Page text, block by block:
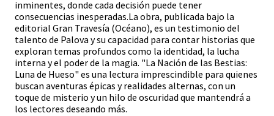
inminentes, donde cada decisión puede tener
consecuencias inesperadas.La obra, publicada bajo la
editorial Gran Travesía (Océano), es un testimonio del
talento de Palova y su capacidad para contar historias que
exploran temas profundos como la identidad, la lucha
interna y el poder de la magia. "La Nación de las Bestias:
Luna de Hueso" es una lectura imprescindible para quienes
buscan aventuras épicas y realidades alternas, con un
toque de misterio y un hilo de oscuridad que mantendrá a
los lectores deseando más.